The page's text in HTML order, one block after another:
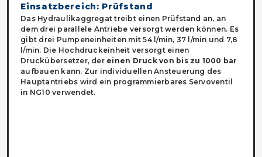
Einsatzbereich: Prüfstand
Das Hydraulikaggregat treibt einen Prüfstand an, an
dem drei parallele Antriebe versorgt werden können. Es
gibt drei Pumpeneinheiten mit 54 l/min, 37 l/min und 7,8
l/min. Die Hochdruckeinheit versorgt einen
Druckübersetzer, der einen Druck von bis zu 1000 bar
aufbauen kann. Zur individuellen Ansteuerung des
Hauptantriebs wird ein programmierbares Servoventil
in NG10 verwendet.